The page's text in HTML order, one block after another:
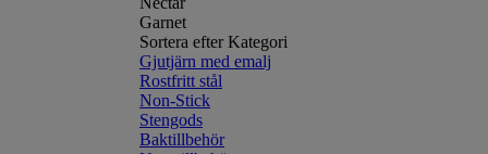
Garnet
Sortera efter Kategori
Gjutjärn med emalj
Rostfritt stål
Non-Stick
Stengods
Baktillbehör